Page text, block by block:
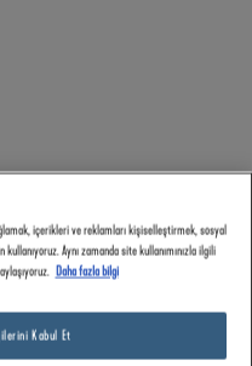
içerikleri ve reklamları kişiselleştirmek, sosyal
Aynı zamanda site kullanımınızla ilgili
Daha fazla bilgi
Kabul Et